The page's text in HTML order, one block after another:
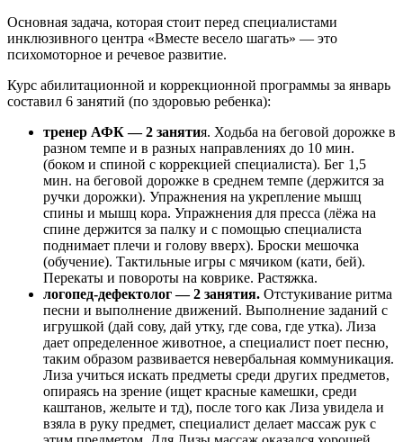
Основная задача, которая стоит перед специалистами
инклюзивного центра «Вместе весело шагать» — это
психомоторное и речевое развитие.
Курс абилитационной и коррекционной программы за январь
составил 6 занятий (по здоровью ребенка):
тренер АФК — 2 занятия. Ходьба на беговой дорожке в
разном темпе и в разных направлениях до 10 мин.
(боком и спиной с коррекцией специалиста). Бег 1,5
мин. на беговой дорожке в среднем темпе (держится за
ручки дорожки). Упражнения на укрепление мышц
спины и мышц кора. Упражнения для пресса (лёжа на
спине держится за палку и с помощью специалиста
поднимает плечи и голову вверх). Броски мешочка
(обучение). Тактильные игры с мячиком (кати, бей).
Перекаты и повороты на коврике. Растяжка.
логопед-дефектолог — 2 занятия. Отстукивание ритма
песни и выполнение движений. Выполнение заданий с
игрушкой (дай сову, дай утку, где сова, где утка). Лиза
дает определенное животное, а специалист поет песню,
таким образом развивается невербальная коммуникация.
Лиза учиться искать предметы среди других предметов,
опираясь на зрение (ищет красные камешки, среди
каштанов, желыте и тд), после того как Лиза увидела и
взяла в руку предмет, специалист делает массаж рук с